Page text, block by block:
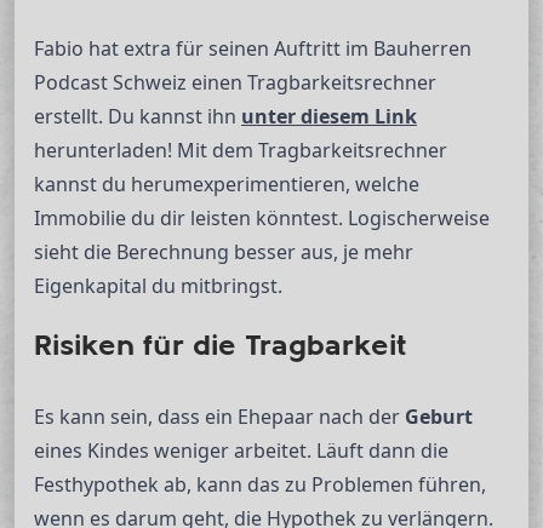
Fabio hat extra für seinen Auftritt im Bauherren
Podcast Schweiz einen Tragbarkeitsrechner
erstellt. Du kannst ihn unter diesem Link
herunterladen! Mit dem Tragbarkeitsrechner
kannst du herumexperimentieren, welche
Immobilie du dir leisten könntest. Logischerweise
sieht die Berechnung besser aus, je mehr
Eigenkapital du mitbringst.
Risiken für die Tragbarkeit
Es kann sein, dass ein Ehepaar nach der Geburt
eines Kindes weniger arbeitet. Läuft dann die
Festhypothek ab, kann das zu Problemen führen,
wenn es darum geht, die Hypothek zu verlängern.